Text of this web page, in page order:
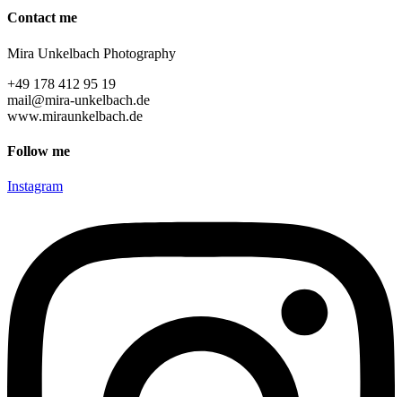
Cont­act me
Mira Unkel­bach Photography
+49 178 412 95 19
mail@mira-unkelbach.de
www.miraunkelbach.de
Fol­low me
Instagram